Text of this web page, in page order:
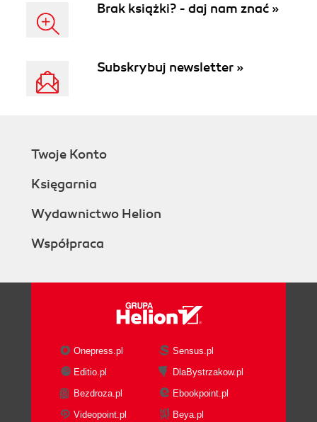
Brak książki? - daj nam znać »
Subskrybuj newsletter »
Twoje Konto
Księgarnia
Wydawnictwo Helion
Współpraca
Onepress.pl
Sensus.pl
Editio.pl
DlaBystrzakow.pl
Bezdroza.pl
Ebookpoint.pl
Videopoint.pl
Beya.pl